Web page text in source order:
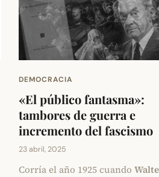
DEMOCRACIA
«El público fantasma»:
tambores de guerra e
incremento del fascismo
23 abril, 2025
Corría el año 1925 cuando